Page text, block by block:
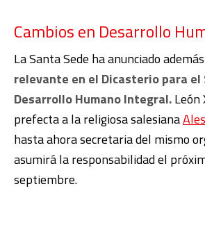
Cambios en Desarrollo
La Santa Sede ha anunciado
relevante en el Dicasterio para el
Desarrollo Humano Integral.León
prefecta a la religiosa salesiana
hasta ahora secretaria del mismo
asumirá la responsabilidad el
septiembre.